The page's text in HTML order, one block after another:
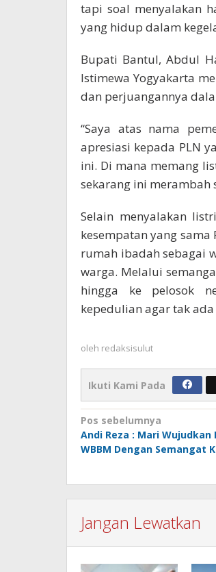
tapi soal menyalakan
yang hidup dalam
Bupati Bantul, Abdul
Istimewa Yogyakarta
dan perjuangannya
“Saya atas nama
apresiasi kepada PLN
ini. Di mana memang
sekarang ini merambah
Selain menyalakan
kesempatan yang
rumah ibadah sebagai
warga. Melalui
hingga ke pelosok
kepedulian agar tak
oleh redaksisulut
Ikuti Kami Pada
Navigasi
pos
Pos sebelumnya
Andi Reza : Mari Wujudkan
WBBM Dengan Semangat
Jangan Lewatkan